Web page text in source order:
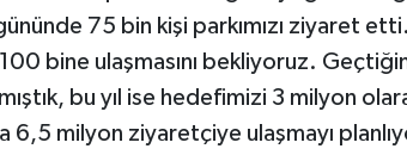
gününde 75 bin kişi parkımızı ziyaret
bine ulaşmasını bekliyoruz.
bu yıl ise hedefimizi 3 milyon
6,5 milyon ziyaretçiye ulaşmayı